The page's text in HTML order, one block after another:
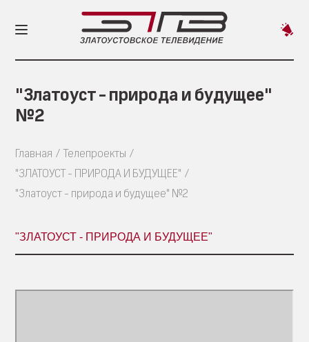
"Златоуст - природа и будущее"
№2
Главная
Телепроекты
"ЗЛАТОУСТ - ПРИРОДА И БУДУЩЕЕ"
"Златоуст - природа и будущее" №2
"ЗЛАТОУСТ - ПРИРОДА И БУДУЩЕЕ"